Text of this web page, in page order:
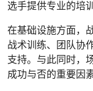
选手提供专业的培
在基础设施方面，
战术训练、团队协
支持。与此同时，
成功与否的重要因素